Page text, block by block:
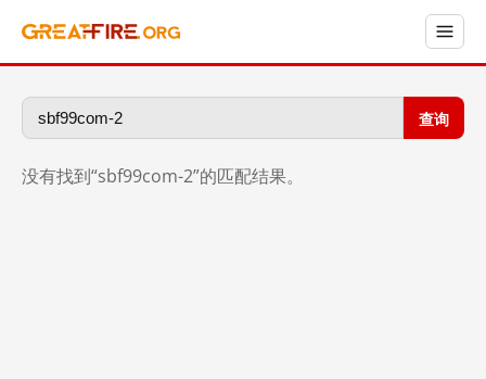
查询
没有找到“sbf99com-2”的匹配结果。